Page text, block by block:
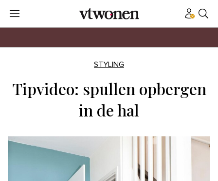
STYLING
Tipvideo: spullen opbergen
in de hal